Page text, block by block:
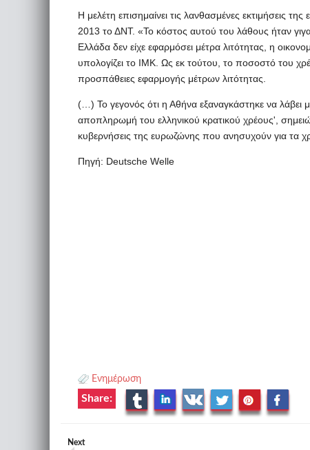
Η μελέτη επισημαίνει τις λανθασμένες εκτιμήσεις
2013 το ΔΝΤ. «Το κόστος αυτού του λάθους ήταν
Ελλάδα δεν είχε εφαρμόσει μέτρα λιτότητας, η
υπολογίζει το IMK. Ως εκ τούτου, το ποσοστό του
προσπάθειες εφαρμογής μέτρων λιτότητας.
(…) Το γεγονός ότι η Αθήνα εξαναγκάστηκε να λάβει
αποπληρωμή του ελληνικού κρατικού χρέους',
κυβερνήσεις της ευρωζώνης που ανησυχούν για
Πηγή: Deutsche Welle
Ενημέρωση
Share:
Next